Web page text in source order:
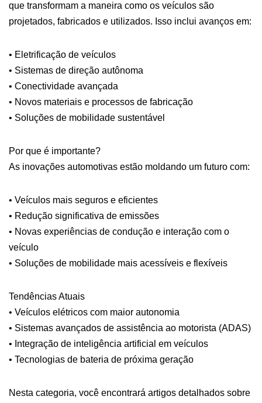
que transformam a maneira como os veículos são
projetados, fabricados e utilizados. Isso inclui avanços em:
• Eletrificação de veículos
• Sistemas de direção autônoma
• Conectividade avançada
• Novos materiais e processos de fabricação
• Soluções de mobilidade sustentável
Por que é importante?
As inovações automotivas estão moldando um futuro com:
• Veículos mais seguros e eficientes
• Redução significativa de emissões
• Novas experiências de condução e interação com o
veículo
• Soluções de mobilidade mais acessíveis e flexíveis
Tendências Atuais
• Veículos elétricos com maior autonomia
• Sistemas avançados de assistência ao motorista (ADAS)
• Integração de inteligência artificial em veículos
• Tecnologias de bateria de próxima geração
Nesta categoria, você encontrará artigos detalhados sobre